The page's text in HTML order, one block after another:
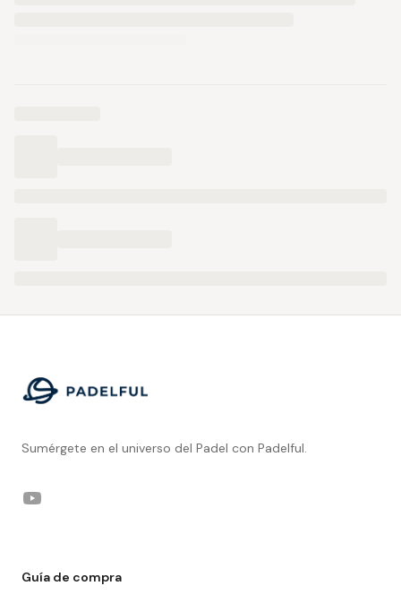
Sumérgete en el universo del Padel con Padelful.
YouTube
Guía de compra